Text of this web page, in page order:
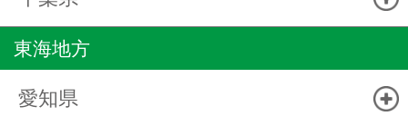
東海地方
愛知県